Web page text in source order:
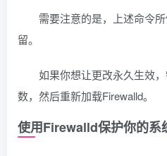
需要注意的是，上述命令
留。
如果你想让更改永久生效
数，然后重新加载Firewalld。
使用Firewalld保护你的系